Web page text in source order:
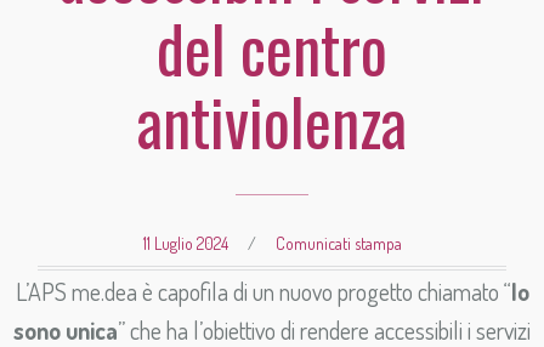
del centro
antiviolenza
11 Luglio 2024 / Comunicati stampa
L’APS me.dea è capofila di un nuovo progetto chiamato “Io
sono unica” che ha l’obiettivo di rendere accessibili i servizi